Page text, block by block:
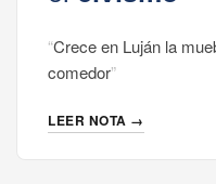
Crece en Luján la
comedor
LEER NOTA →